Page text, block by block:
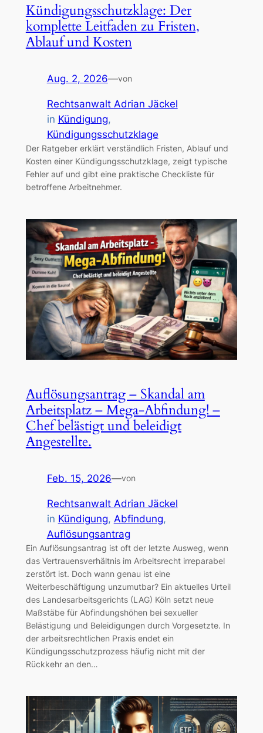
Kündigungsschutzklage: Der
komplette Leitfaden zu Fristen,
Ablauf und Kosten
Aug. 2, 2026—von
Rechtsanwalt Adrian Jäckel
in Kündigung
Kündigungsschutzklage
Der Ratgeber erklärt verständlich Fristen, Ablauf und
Kosten einer Kündigungsschutzklage, zeigt typische
Fehler auf und gibt eine praktische Checkliste für
betroffene Arbeitnehmer.
Auflösungsantrag – Skandal am
Arbeitsplatz – Mega-Abfindung! –
Chef belästigt und beleidigt
Angestellte.
Feb. 15, 2026—von
Rechtsanwalt Adrian Jäckel
in Kündigung, Abfindung
Auflösungsantrag
Ein Auflösungsantrag ist oft der letzte Ausweg, wenn
das Vertrauensverhältnis im Arbeitsrecht irreparabel
zerstört ist. Doch wann genau ist eine
Weiterbeschäftigung unzumutbar? Ein aktuelles Urteil
des Landesarbeitsgerichts (LAG) Köln setzt neue
Maßstäbe für Abfindungshöhen bei sexueller
Belästigung und Beleidigungen durch Vorgesetzte. In
der arbeitsrechtlichen Praxis endet ein
Kündigungsschutzprozess häufig nicht mit der
Rückkehr an den…